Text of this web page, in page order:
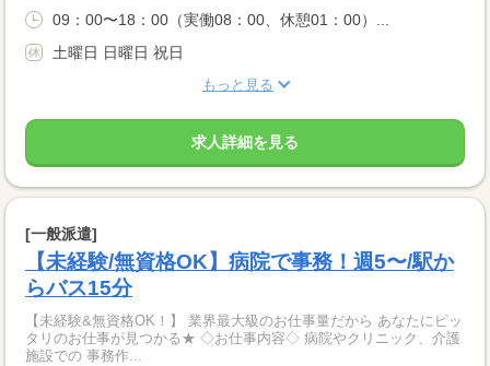
09：00〜18：00（実働08：00、休憩01：00）...
土曜日 日曜日 祝日
もっと見る
求人詳細を見る
[一般派遣]
【未経験/無資格OK】病院で事務！週5〜/駅か
らバス15分
【未経験&無資格OK！】 業界最大級のお仕事量だから あなたにピッ
タリのお仕事が見つかる★ ◇お仕事内容◇ 病院やクリニック、介護
施設での 事務作...